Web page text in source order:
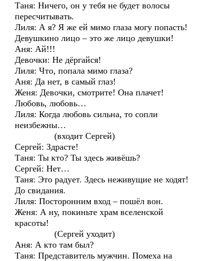
Таня: Ничего, он у тебя не будет волосы
пересчитывать.
Лиля: А я? Я же ей мимо глаза могу попасть!
Девушкино лицо – это же лицо девушки!
Аня: Ай!!!
Девочки: Не дёргайся!
Лиля: Что, попала мимо глаза?
Аня: Да нет, в самый глаз!
Женя: Девочки, смотрите! Она плачет!
Любовь, любовь…
Лиля: Когда любовь сильна, то сопли
неизбежны…
(входит Сергей)
Сергей: Здрасте!
Таня: Ты кто? Ты здесь живёшь?
Сергей: Нет…
Таня: Это радует. Здесь неживущие не ходят!
До свидания.
Лиля: Посторонним вход – пошёл вон.
Женя: А ну, покиньте храм вселенской
красоты!
(Сергей уходит)
Аня: А кто там был?
Таня: Представитель мужчин. Помеха на